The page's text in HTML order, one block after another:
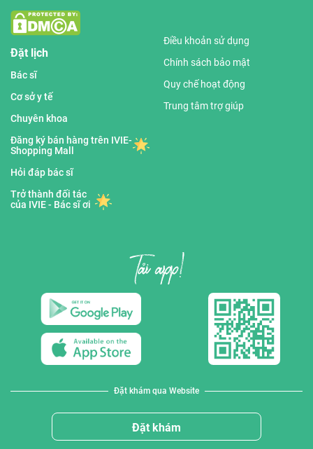
Đặt lịch
Bác sĩ
Cơ sở y tế
Chuyên khoa
Đăng ký bán hàng trên IVIE-
Shopping Mall
Hỏi đáp bác sĩ
Trở thành đối tác
của IVIE - Bác sĩ ơi
Điều khoản sử dụng
Chính sách bảo mật
Quy chế hoạt động
Trung tâm trợ giúp
Đặt khám qua Website
Đặt khám